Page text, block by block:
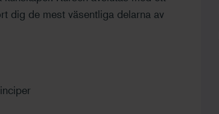
dig de mest väsentliga delarna av